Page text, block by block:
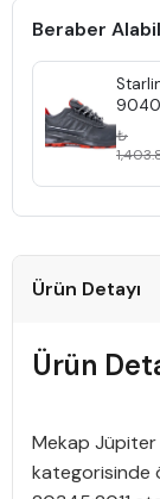
Beraber
Siyah
₺
Ürün Detayı
Ürün
Mekap Jüpiter
kategorisinde